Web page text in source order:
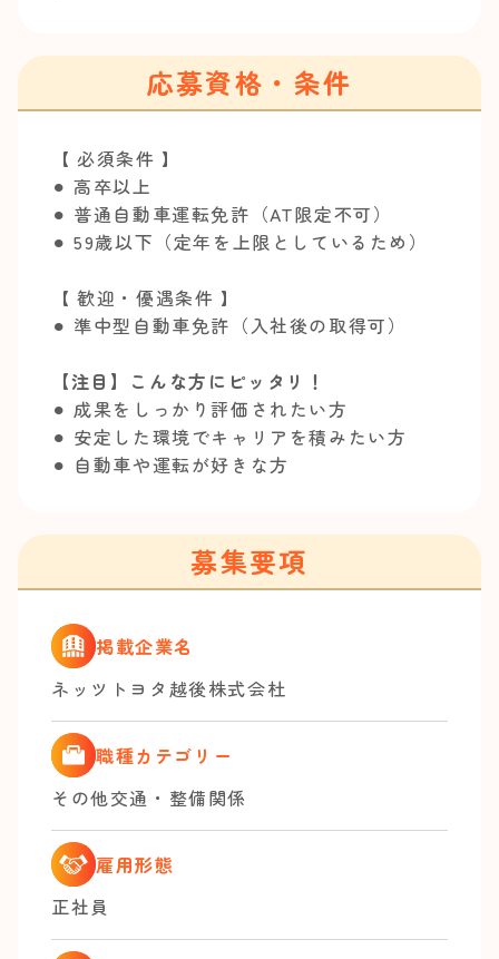
応募資格・条件
【 必須条件 】
⚫︎ 高卒以上
⚫︎ 普通自動車運転免許（AT限定不可）
⚫︎ 59歳以下（定年を上限としているため）
【 歓迎・優遇条件 】
⚫︎ 準中型自動車免許（入社後の取得可）
【注目】こんな方にピッタリ！
⚫︎ 成果をしっかり評価されたい方
⚫︎ 安定した環境でキャリアを積みたい方
⚫︎ 自動車や運転が好きな方
募集要項
掲載企業名
ネッツトヨタ越後株式会杜
職種カテゴリー
その他交通・整備関係
雇用形態
正社員